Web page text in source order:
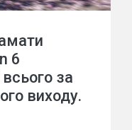
6
за
виходу.